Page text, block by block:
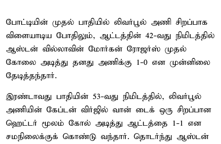
போட்டியின் முதல் பாதியில் லிவர்பூல் அணி சிறப்பாக
விளையாடிய போதிலும், ஆட்டத்தின் 42-வது நிமிடத்தில்
ஆஸ்டன் வில்லாவின் மோர்கன் ரோஜர்ஸ் முதல்
கோலை அடித்து தனது அணிக்கு 1-0 என முன்னிலை
தேடித்தந்தார்.
இரண்டாவது பாதியின் 53-வது நிமிடத்தில், லிவர்பூல்
அணியின் கேப்டன் விர்ஜில் வான் டைக் ஒரு சிறப்பான
ஹெட்டர் மூலம் கோல் அடித்து ஆட்டத்தை 1-1 என
சமநிலைக்குக் கொண்டு வந்தார். தொடர்ந்து ஆஸ்டன்